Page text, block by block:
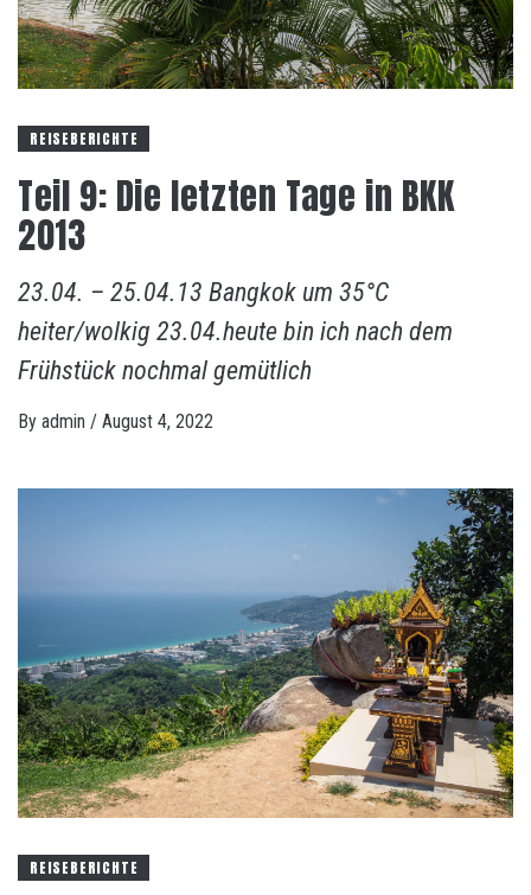
REISEBERICHTE
Teil 9: Die letzten Tage in BKK
2013
23.04. – 25.04.13 Bangkok um 35°C
heiter/wolkig 23.04.heute bin ich nach dem
Frühstück nochmal gemütlich
By admin / August 4, 2022
REISEBERICHTE